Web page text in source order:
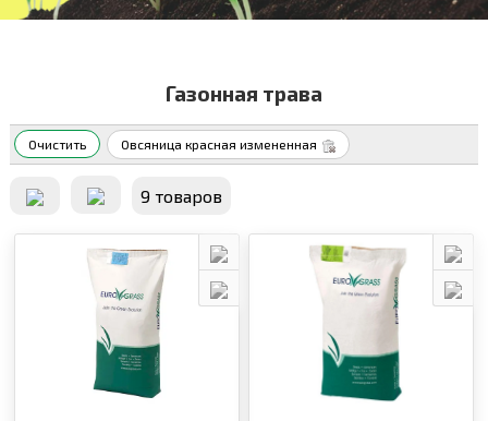
Газонная трава
Очистить Овсяница красная измененная
9 товаров